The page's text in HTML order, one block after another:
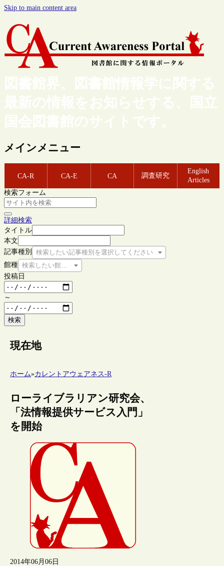
Skip to main content area
図書館界、図書館情報学に関する
最新の情報をお知らせする、国立
国会図書館のサイトです。
メインメニュー
CA-R CA-E CA 調査研究
English
Articles
検索フォーム
詳細検索
タイトル
本文
記事種別
検索したい記事種別を選択してください
館種 検索したい館種を選択してください
投稿日
～
検索
現在地
ホーム»カレントアウェアネス-R
ローライブラリアン研究会、
「法情報提供サービス入門」
を開始
2014年06月06日